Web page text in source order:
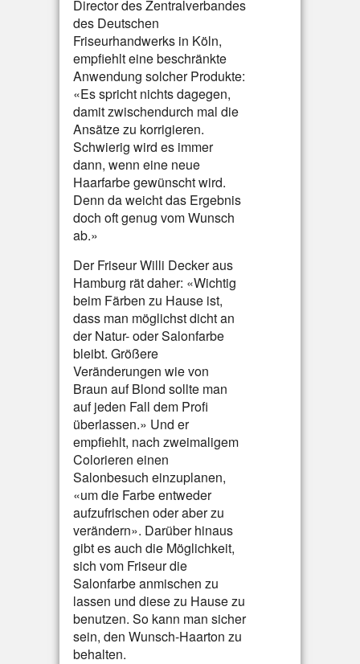
Director des Zentralverbandes
des Deutschen
Friseurhandwerks in Köln,
empfiehlt eine beschränkte
Anwendung solcher Produkte:
«Es spricht nichts dagegen,
damit zwischendurch mal die
Ansätze zu korrigieren.
Schwierig wird es immer
dann, wenn eine neue
Haarfarbe gewünscht wird.
Denn da weicht das Ergebnis
doch oft genug vom Wunsch
ab.»
Der Friseur Willi Decker aus
Hamburg rät daher: «Wichtig
beim Färben zu Hause ist,
dass man möglichst dicht an
der Natur- oder Salonfarbe
bleibt. Größere
Veränderungen wie von
Braun auf Blond sollte man
auf jeden Fall dem Profi
überlassen.» Und er
empfiehlt, nach zweimaligem
Colorieren einen
Salonbesuch einzuplanen,
«um die Farbe entweder
aufzufrischen oder aber zu
verändern». Darüber hinaus
gibt es auch die Möglichkeit,
sich vom Friseur die
Salonfarbe anmischen zu
lassen und diese zu Hause zu
benutzen. So kann man sicher
sein, den Wunsch-Haarton zu
behalten.